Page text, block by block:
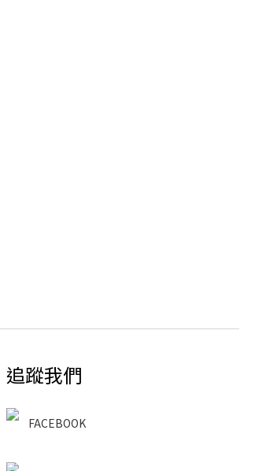
追蹤我們
FACEBOOK